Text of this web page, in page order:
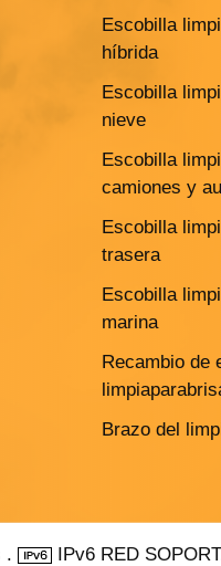
Escobilla
híbrida
Escobilla
nieve
Escobilla
camiones y
Escobilla
trasera
Escobilla
marina
Recambio de
Brazo del
. IPv6 RED